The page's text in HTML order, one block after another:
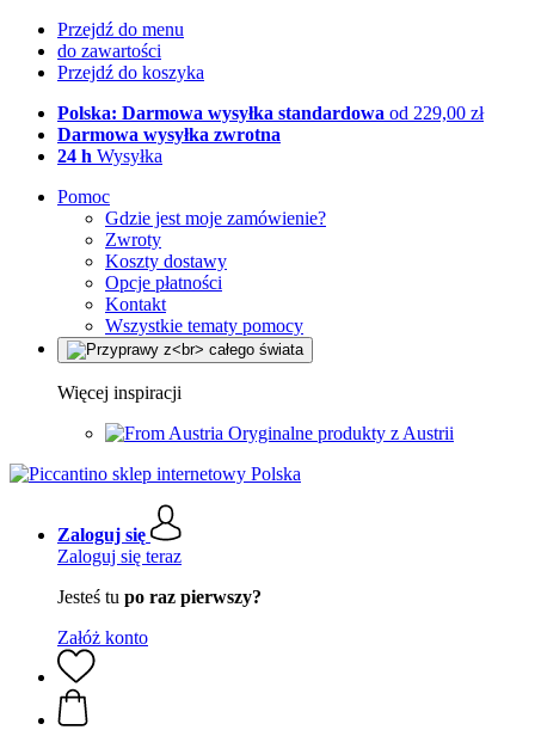
Przejdź do menu
do zawartości
Przejdź do koszyka
Polska: Darmowa wysyłka standardowa od 229,00 zł
Darmowa wysyłka zwrotna
24 h Wysyłka
Pomoc
Gdzie jest moje zamówienie?
Zwroty
Koszty dostawy
Opcje płatności
Kontakt
Wszystkie tematy pomocy
Więcej inspiracji
Oryginalne produkty z Austrii
Zaloguj się
Zaloguj się teraz
Jesteś tu po raz pierwszy?
Załóż konto